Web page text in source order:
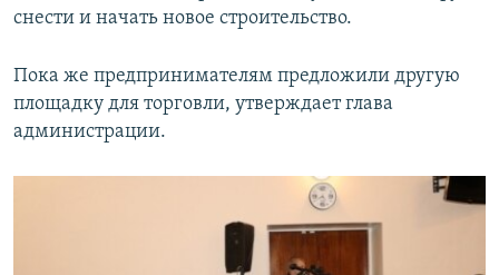
снести и начать новое строительство.
Пока же предпринимателям предложили другую
площадку для торговли, утверждает глава
администрации.